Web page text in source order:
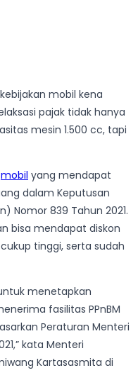
mobil kena
pajak tidak hanya
mesin 1.500 cc, tapi
mobil yang mendapat
dalam Keputusan
Nomor 839 Tahun 2021.
bisa mendapat diskon
tinggi, serta sudah
menetapkan
fasilitas PPnBM
Peraturan Menteri
kata Menteri
Kartasasmita di